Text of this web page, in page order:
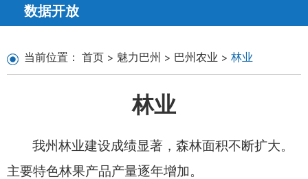
数据开放
当前位置： 首页 > 魅力巴州 > 巴州农业 > 林业
林业
我州林业建设成绩显著，森林面积不断扩大。
主要特色林果产品产量逐年增加。